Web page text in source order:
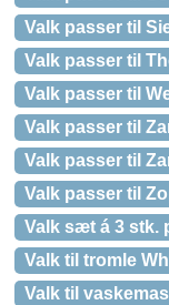
Valk passer til
Valk passer til
Valk passer til
Valk passer til
Valk passer til
Valk passer til
Valk sæt á 3 stk.
Valk til tromle
Valk til